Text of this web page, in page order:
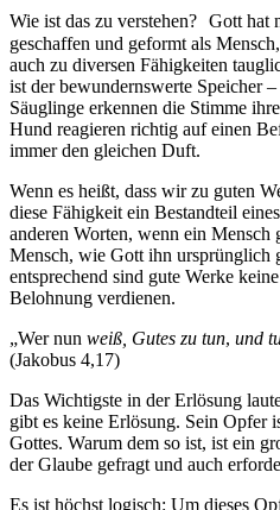
Wie ist das zu verstehen? Gott hat
geschaffen und geformt als
auch zu diversen Fähigkeiten
ist der bewundernswerte Speicher
Säuglinge erkennen die Stimme
Hund reagieren richtig auf einen
immer den gleichen Duft.
Wenn es heißt, dass wir zu guten
diese Fähigkeit ein Bestandteil
anderen Worten, wenn ein Mensch
Mensch, wie Gott ihn ursprünglich
entsprechend sind gute Werke
Belohnung verdienen.
„Wer nun weiß, Gutes zu tun, und
(Jakobus 4,17)
Das Wichtigste in der Erlösung
gibt es keine Erlösung. Sein Opfer
Gottes. Warum dem so ist, ist ein
der Glaube gefragt und auch
Es ist höchst logisch: Um dieses